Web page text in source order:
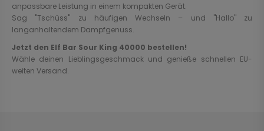
anpassbare Leistung in einem kompakten Gerät.
Sag "Tschüss" zu häufigen Wechseln – und "Hallo" zu
langanhaltendem Dampfgenuss.
Jetzt den Elf Bar Sour King 40000 bestellen!
Wähle deinen Lieblingsgeschmack und genieße schnellen EU-
weiten Versand.